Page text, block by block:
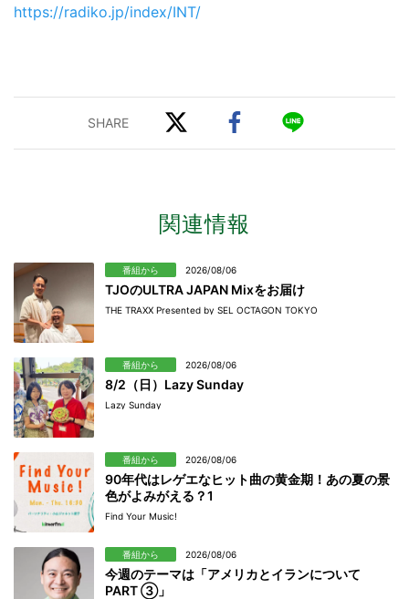
https://radiko.jp/index/INT/
関連情報
番組から 2026/08/06
TJOのULTRA JAPAN Mixをお届け
THE TRAXX Presented by SEL OCTAGON TOKYO
番組から 2026/08/06
8/2（日）Lazy Sunday
Lazy Sunday
番組から 2026/08/06
90年代はレゲエなヒット曲の黄金期！あの夏の景
色がよみがえる？1
Find Your Music!
番組から 2026/08/06
今週のテーマは「アメリカとイランについて
PART ③」